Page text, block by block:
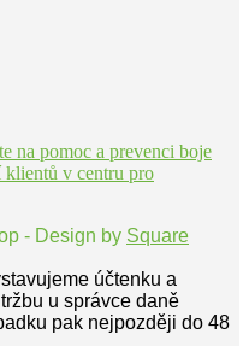
na pomoc a prevenci boje
klientů v centru pro
- Design by Square
účtenku a
u správce daně
pak nejpozději do 48